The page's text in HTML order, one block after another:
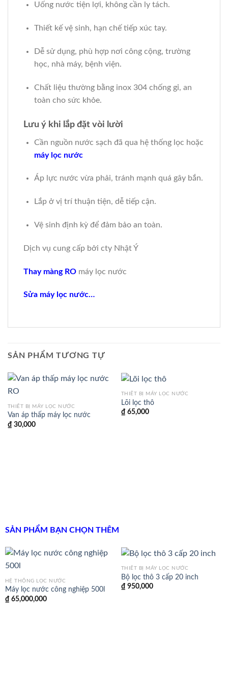
Uống nước tiện lợi, không cần ly tách.
Thiết kế vệ sinh, hạn chế tiếp xúc tay.
Dễ sử dụng, phù hợp nơi công cộng, trường
học, nhà máy, bệnh viện.
Chất liệu thường bằng inox 304 chống gỉ, an
toàn cho sức khỏe.
Lưu ý khi lắp đặt vòi lười
Cần nguồn nước sạch đã qua hệ thống lọc hoặc
máy lọc nước
Áp lực nước vừa phải, tránh mạnh quá gây bắn.
Lắp ở vị trí thuận tiện, dễ tiếp cận.
Vệ sinh định kỳ để đảm bảo an toàn.
Dịch vụ cung cấp bởi cty Nhật Ý
Thay màng RO máy lọc nước
Sửa máy lọc nước…
SẢN PHẨM TƯƠNG TỰ
THIẾT BỊ MÁY LỌC NƯỚC
Van áp thấp máy lọc nước
₫ 30,000
THIẾT BỊ MÁY LỌC NƯỚC
Lõi lọc thô
₫ 65,000
SẢN PHẨM BẠN CHỌN THÊM
HỆ THỐNG LỌC NƯỚC
Máy lọc nước công nghiệp 500l
₫ 65,000,000
THIẾT BỊ MÁY LỌC NƯỚC
Bộ lọc thô 3 cấp 20 inch
₫ 950,000